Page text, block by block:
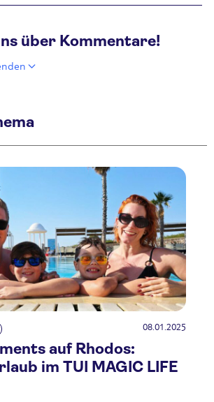
über Kommentare!
08.01.2025
auf Rhodos:
im TUI MAGIC LIFE